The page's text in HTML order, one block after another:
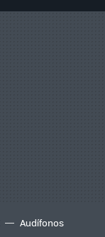
Audífonos